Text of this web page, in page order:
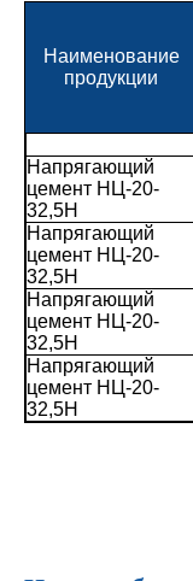
Наименование
продукции
Напрягающий
цемент НЦ-20-
32,5Н
Напрягающий
цемент НЦ-20-
32,5Н
Напрягающий
цемент НЦ-20-
32,5Н
Напрягающий
цемент НЦ-20-
32,5Н